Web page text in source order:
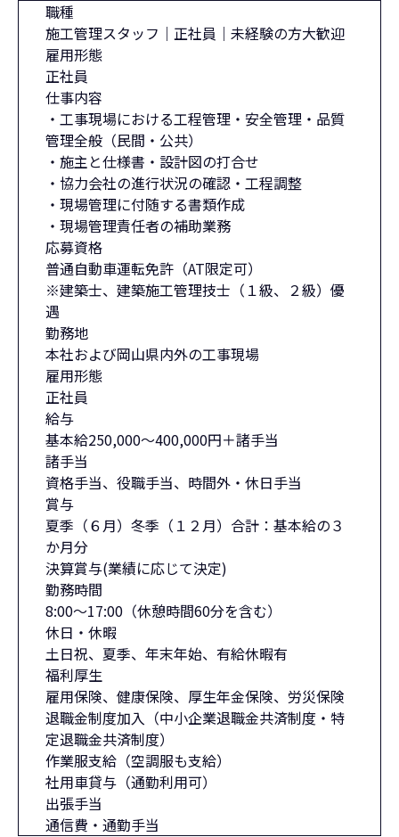
職種
施工管理スタッフ｜正社員｜未経験の方大歓迎
雇用形態
正社員
仕事内容
・工事現場における工程管理・安全管理・品質
管理全般（民間・公共）
・施主と仕様書・設計図の打合せ
・協力会社の進行状況の確認・工程調整
・現場管理に付随する書類作成
・現場管理責任者の補助業務
応募資格
普通自動車運転免許（AT限定可）
※建築士、建築施工管理技士（１級、２級）優
遇
勤務地
本社および岡山県内外の工事現場
雇用形態
正社員
給与
基本給250,000～400,000円＋諸手当
諸手当
資格手当、役職手当、時間外・休日手当
賞与
夏季（６月）冬季（１２月）合計：基本給の３
か月分
決算賞与(業績に応じて決定)
勤務時間
8:00～17:00（休憩時間60分を含む）
休日・休暇
土日祝、夏季、年末年始、有給休暇有
福利厚生
雇用保険、健康保険、厚生年金保険、労災保険
退職金制度加入（中小企業退職金共済制度・特
定退職金共済制度）
作業服支給（空調服も支給）
社用車貸与（通勤利用可）
出張手当
通信費・通勤手当